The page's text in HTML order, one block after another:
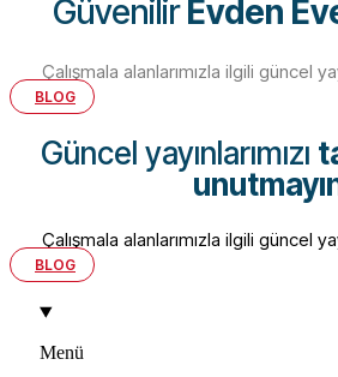
GüvenilirEvden
Çalışmala alanlarımızla ilgili güncel
BLOG
Güncel yayınlarımızı
Çalışmala alanlarımızla ilgili güncel
BLOG
Menü